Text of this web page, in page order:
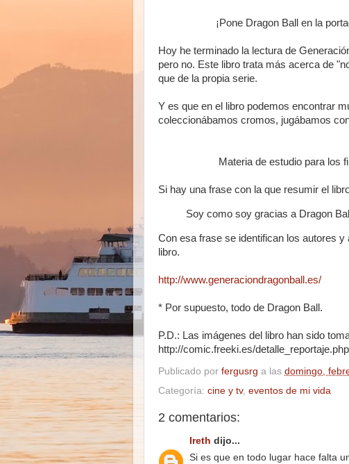
¡Pone Dragon Ball en la
Hoy he terminado la lectura de
pero no. Este libro trata más acerca de
que de la propia serie.
Y es que en el libro podemos encontrar
coleccionábamos cromos, jugábamos
Materia de estudio para los
Si hay una frase con la que resumir el
Soy como soy gracias a Dragon
Con esa frase se identifican los autores
libro.
http://www.generaciondragonball.es/
* Por supuesto, todo de Dragon Ball.
P.D.: Las imágenes del libro han sido
http://comic.freeki.es/
Publicado por fergusrg a las domingo,
Categoría: cine y tv, eventos de mi vida
2 comentarios:
Ireth dijo...
Si es que en todo lugar hace falta